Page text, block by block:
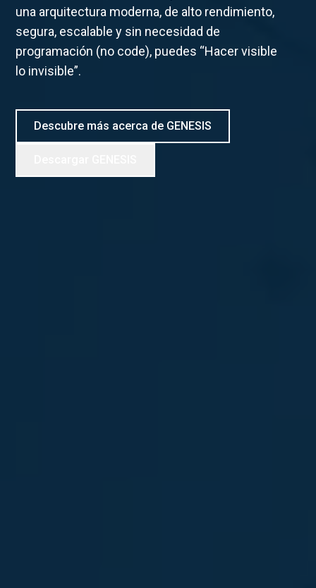
una arquitectura moderna, de alto rendimiento,
segura, escalable y sin necesidad de
programación (no code), puedes “Hacer visible
lo invisible”.
Descubre más acerca de GENESIS